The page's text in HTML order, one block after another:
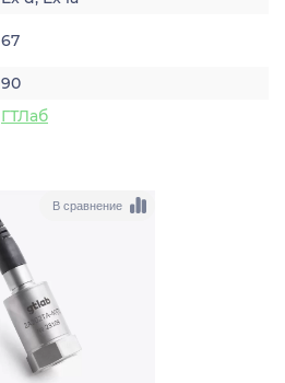
67
90
ГТЛаб
В сравнение